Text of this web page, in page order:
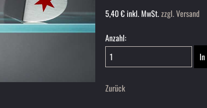
5,40€ inkl. MwSt.zzgl. Versand
Anzahl:
Zurück